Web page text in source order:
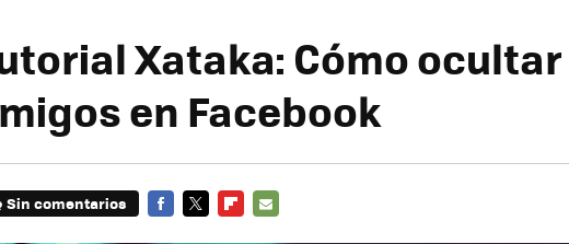
Xataka: Cómo
en Facebook
Sin comentarios